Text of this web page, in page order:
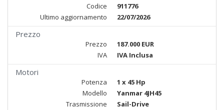
Codice
911776
Ultimo aggiornamento
22/07/2026
Prezzo
Prezzo
187.000 EUR
IVA
IVA Inclusa
Motori
Potenza
1 x 45 Hp
Modello
Yanmar 4JH45
Trasmissione
Sail-Drive